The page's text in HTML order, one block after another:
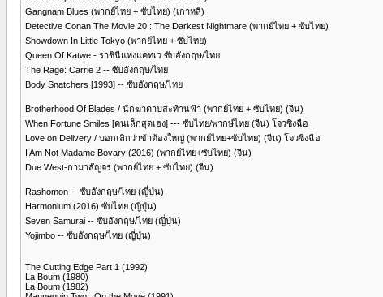
Gangnam Blues (พากย์ไทย + ซับไทย) (เกาหลี)
Detective Conan The Movie 20 : The Darkest Nightmare (พากย์ไทย + ซับไทย)
Showdown In Little Tokyo (พากย์ไทย + ซับไทย)
Queen Of Katwe - ราชินีแห่งแคทเว ซับอังกฤษ/ไทย
The Rage: Carrie 2 -- ซับอังกฤษ/ไทย
Body Snatchers [1993] -- ซับอังกฤษ/ไทย
Brotherhood Of Blades / นักฆ่าดาบสะท้านฟ้า (พากย์ไทย + ซับไทย) (จีน)
When Fortune Smiles [คนเล็กสุดเฮง] --- ซับไทย/พากษ์ไทย (จีน) โจวซิงฉือ
Love on Delivery / บอกเลิกว่าข้าต้องใหญ่ (พากย์ไทย+ซับไทย) (จีน) โจวซิงฉือ
I Am Not Madame Bovary (2016) (พากย์ไทย+ซับไทย) (จีน)
Due West-กามาสัญจร (พากย์ไทย + ซับไทย) (จีน)
Rashomon -- ซับอังกฤษ/ไทย (ญี่ปุ่น)
Harmonium (2016) ซับไทย (ญี่ปุ่น)
Seven Samurai -- ซับอังกฤษ/ไทย (ญี่ปุ่น)
Yojimbo -- ซับอังกฤษ/ไทย (ญี่ปุ่น)
The Cutting Edge Part 1 (1992)
La Boum (1980)
La Boum (1982)